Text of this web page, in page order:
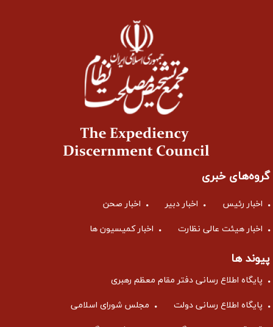
گروه‌های خبری
اخبار رئیس اخبار دبیر اخبار صحن
اخبار هیئت عالی نظارت اخبار کمیسیون ها
پیوند ها
پایگاه اطلاع رسانی دفتر مقام معظم رهبری
پایگاه اطلاع رسانی دولت مجلس شورای اسلامی